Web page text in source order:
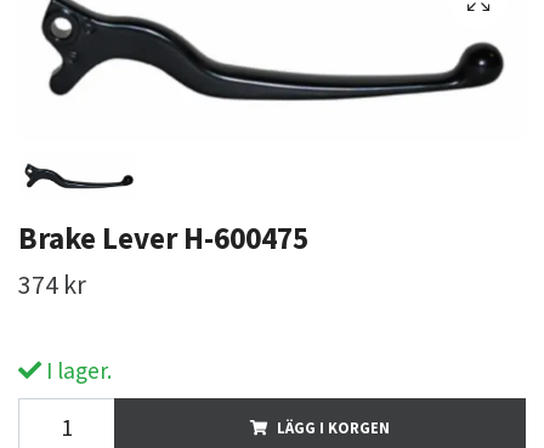
Brake Lever H-600475
374 kr
I lager.
LÄGG I KORGEN